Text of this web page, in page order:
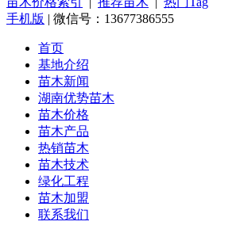
手机版 | 微信号：13677386555
首页
基地介绍
苗木新闻
湖南优势苗木
苗木价格
苗木产品
热销苗木
苗木技术
绿化工程
苗木加盟
联系我们